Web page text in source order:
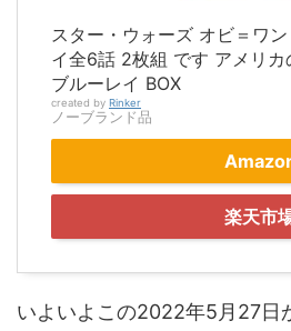
スター・ウォーズ オビ＝ワ
イ全6話 2枚組 です アメリカ
ブルーレイ BOX
created by Rinker
ノーブランド品
楽天市
いよいよこの2022年5月27日